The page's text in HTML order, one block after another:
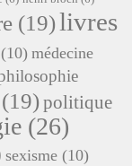
(19)livres
(10) médecine
(19)politique
(26)
sexisme (10)